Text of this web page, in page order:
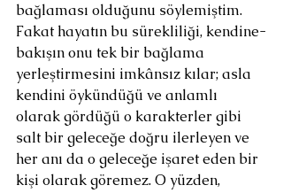
bağlaması olduğunu söylemiştim.
Fakat hayatın bu sürekliliği, kendine-
bakışın onu tek bir bağlama
yerleştirmesini imkânsız kılar; asla
kendini öykündüğü ve anlamlı
olarak gördüğü o karakterler gibi
salt bir geleceğe doğru ilerleyen ve
her anı da o geleceğe işaret eden bir
kişi olarak göremez. O yüzden,